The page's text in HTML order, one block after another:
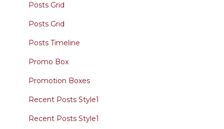
Posts Grid
Posts Grid
Posts Timeline
Promo Box
Promotion Boxes
Recent Posts Style1
Recent Posts Style1